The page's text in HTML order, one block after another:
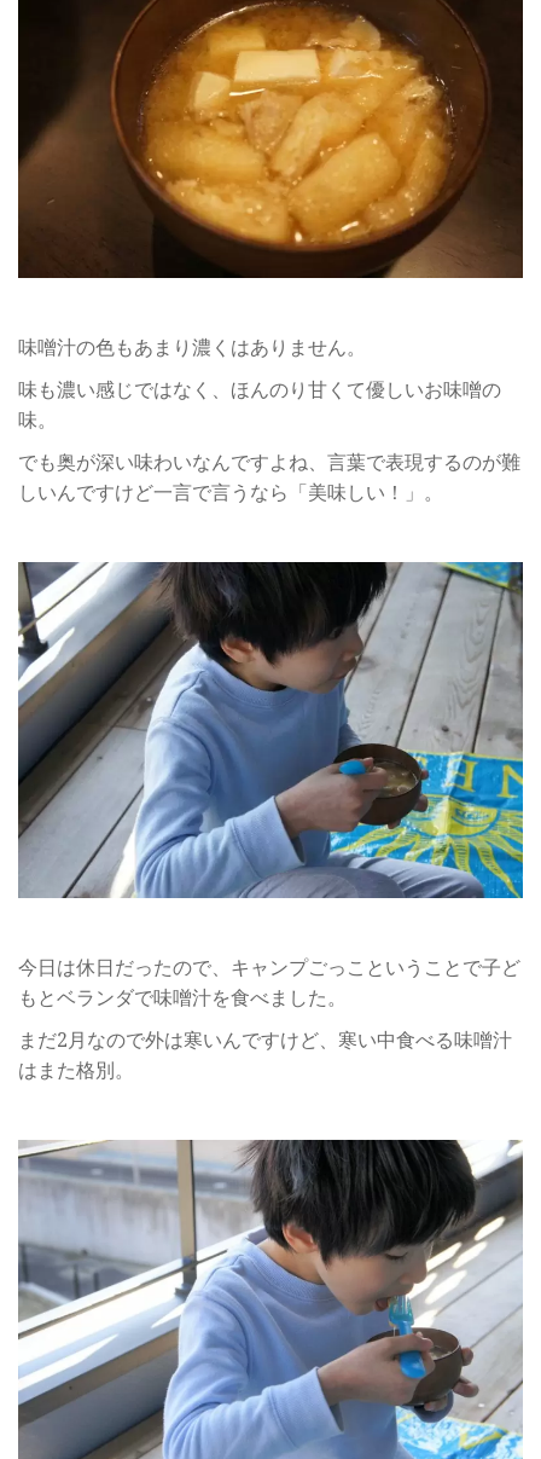
味噌汁の色もあまり濃くはありません。
味も濃い感じではなく、ほんのり甘くて優しいお味噌の
味。
でも奥が深い味わいなんですよね、言葉で表現するのが難
しいんですけど一言で言うなら「美味しい！」。
今日は休日だったので、キャンプごっこということで子ど
もとベランダで味噌汁を食べました。
まだ2月なので外は寒いんですけど、寒い中食べる味噌汁
はまた格別。